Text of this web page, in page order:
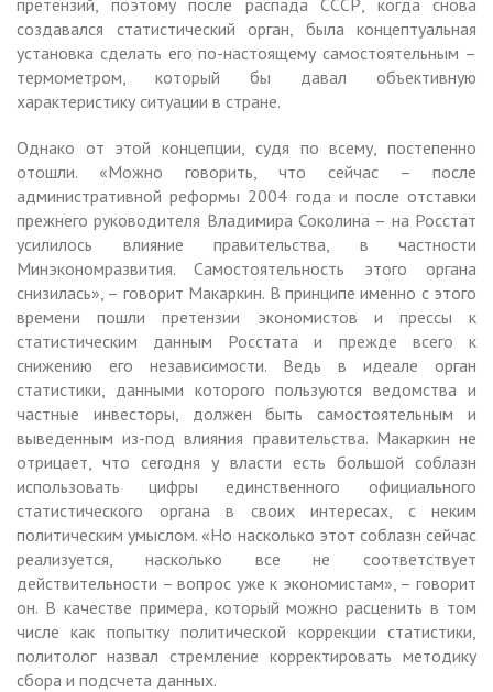
создавался статистический орган, была концептуальная
установка сделать его по-настоящему самостоятельным –
термометром, который бы давал объективную
характеристику ситуации в стране.
Однако от этой концепции, судя по всему, постепенно
отошли. «Можно говорить, что сейчас – после
административной реформы 2004 года и после отставки
прежнего руководителя Владимира Соколина – на Росстат
усилилось влияние правительства, в частности
Минэкономразвития. Самостоятельность этого органа
снизилась», – говорит Макаркин. В принципе именно с этого
времени пошли претензии экономистов и прессы к
статистическим данным Росстата и прежде всего к
снижению его независимости. Ведь в идеале орган
статистики, данными которого пользуются ведомства и
частные инвесторы, должен быть самостоятельным и
выведенным из-под влияния правительства. Макаркин не
отрицает, что сегодня у власти есть большой соблазн
использовать цифры единственного официального
статистического органа в своих интересах, с неким
политическим умыслом. «Но насколько этот соблазн сейчас
реализуется, насколько все не соответствует
действительности – вопрос уже к экономистам», – говорит
он. В качестве примера, который можно расценить в том
числе как попытку политической коррекции статистики,
политолог назвал стремление корректировать методику
сбора и подсчета данных.